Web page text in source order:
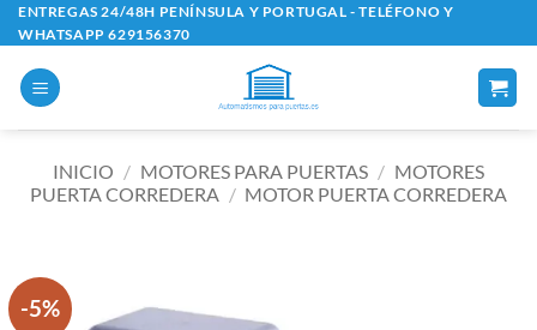
Saltar
al
contenido
ENTREGAS 24/48H PENÍNSULA Y PORTUGAL - TELÉFONO Y
WHATSAPP 629156370
INICIO / MOTORES PARA PUERTAS / MOTORES
PUERTA CORREDERA / MOTOR PUERTA CORREDERA
-5%